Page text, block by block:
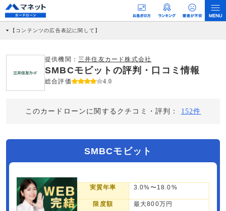
【コンテンツの広告表記に関して】
社に対して企業から紹介報酬が支払われるという収益モデルです。 ただし、特定の
商品を根拠なくPRするものではなく、当編集部の調査／ユーザーへの口コミ収集な
どに基づき、公平性を担保した情報提供を行っています。
提供機関： 三井住友カード株式会社
SMBCモビットの評判・口コミ情報
総合評価 4.0
このカードローンに関するクチコミ・評判： 152件
SMBCモビット
実質年率 3.0%〜18.0%
限度額 最大800万円